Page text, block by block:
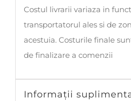
Costul livrarii variaza in
transportatorul ales si de
acestuia. Costurile finale
de finalizare a comenzii
Informații